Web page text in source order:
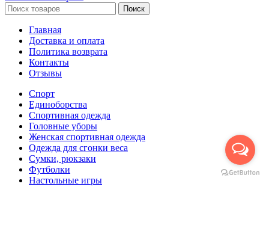
Поиск
Главная
Доставка и оплата
Политика возврата
Контакты
Отзывы
Спорт
Единоборства
Cпортивная одежда
Головные уборы
Женская спортивная одежда
Одежда для сгонки веса
Сумки, рюкзаки
Футболки
Настольные игры